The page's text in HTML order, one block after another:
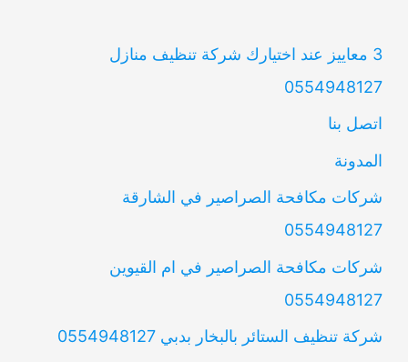
3 معاييز عند اختيارك شركة تنظيف منازل
0554948127
اتصل بنا
المدونة
شركات مكافحة الصراصير في الشارقة
0554948127
شركات مكافحة الصراصير في ام القيوين
0554948127
شركة تنظيف الستائر بالبخار بدبي 0554948127